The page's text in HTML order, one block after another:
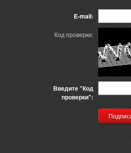
E-mail:
Код проверки:
Введите "Код
проверки":